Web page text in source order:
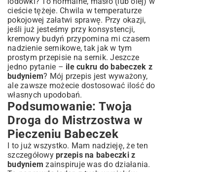
cieście tężeje. Chwila w temperaturze
pokojowej załatwi sprawę. Przy okazji,
jeśli już jesteśmy przy konsystencji,
kremowy budyń przypomina mi czasem
nadzienie sernikowe, tak jak w tym
prostym przepisie na sernik. Jeszcze
jedno pytanie – ile cukru do babeczek z
budyniem? Mój przepis jest wyważony,
ale zawsze możecie dostosować ilość do
własnych upodobań.
Podsumowanie: Twoja
Droga do Mistrzostwa w
Pieczeniu Babeczek
I to już wszystko. Mam nadzieję, że ten
szczegółowy przepis na babeczki z
budyniem zainspiruje was do działania.